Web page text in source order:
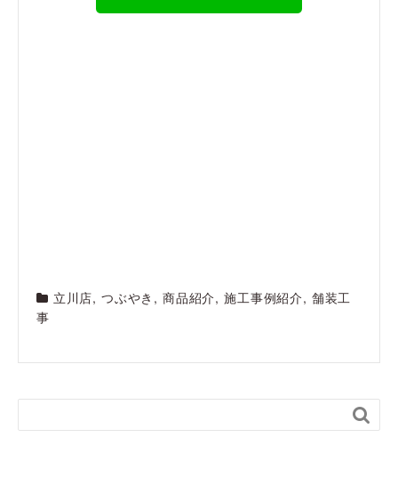
立川店, つぶやき , 商品紹介,施工事例紹介, 舗装工
事
